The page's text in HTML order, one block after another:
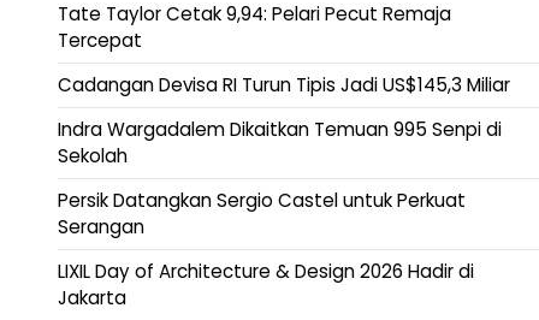
Tate Taylor Cetak 9,94: Pelari Pecut Remaja
Tercepat
Cadangan Devisa RI Turun Tipis Jadi US$145,3 Miliar
Indra Wargadalem Dikaitkan Temuan 995 Senpi di
Sekolah
Persik Datangkan Sergio Castel untuk Perkuat
Serangan
LIXIL Day of Architecture & Design 2026 Hadir di
Jakarta